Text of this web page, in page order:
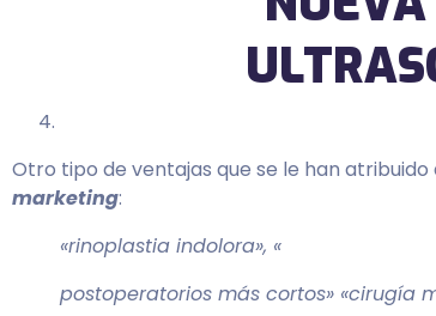
Otro tipo de ventajas que se le han
marketing:
«rinoplastia indolora», «
postoperatorios más cortos» «cirugía